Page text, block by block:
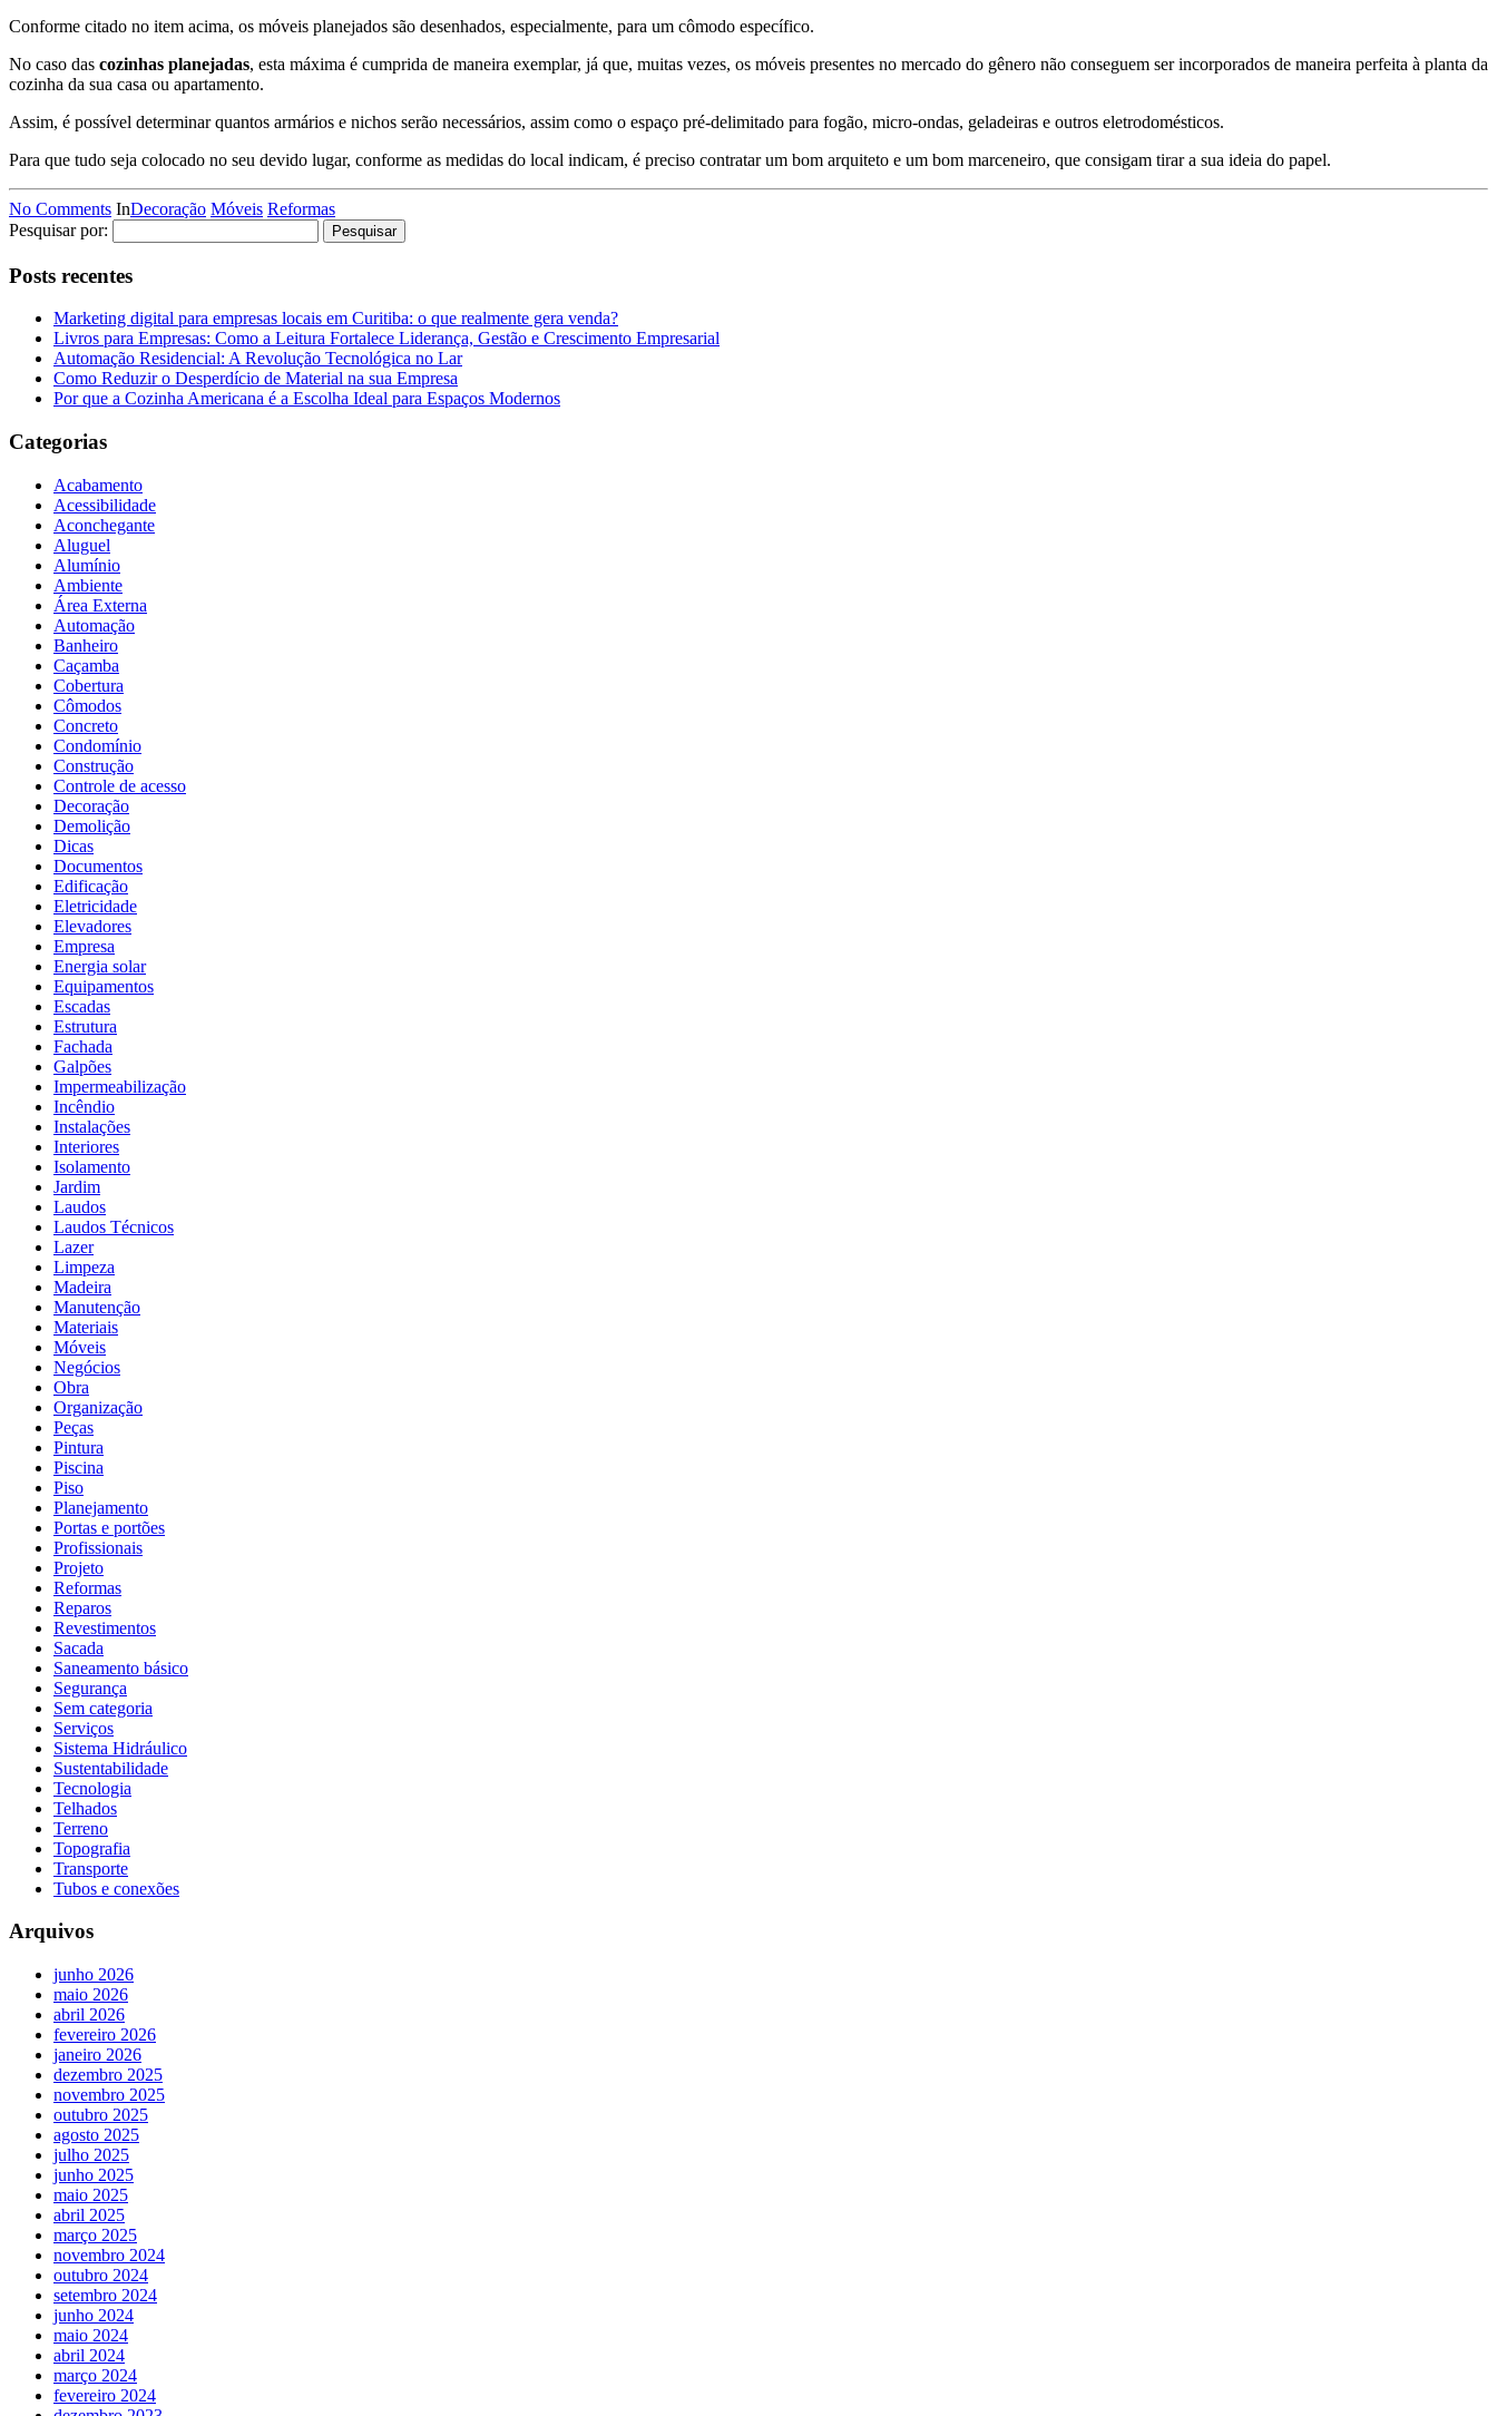
Conforme citado no item acima, os móveis planejados são desenhados, especialmente, para um cômodo específico.
No caso das cozinhas planejadas, esta máxima é cumprida de maneira exemplar, já que, muitas vezes, os móveis presentes no mercado do gênero não conseguem ser incorporados de maneira perfeita à planta da
cozinha da sua casa ou apartamento.
Assim, é possível determinar quantos armários e nichos serão necessários, assim como o espaço pré-delimitado para fogão, micro-ondas, geladeiras e outros eletrodomésticos.
Para que tudo seja colocado no seu devido lugar, conforme as medidas do local indicam, é preciso contratar um bom arquiteto e um bom marceneiro, que consigam tirar a sua ideia do papel.
No Comments InDecoração Móveis Reformas
Pesquisar por:
Posts recentes
Marketing digital para empresas locais em Curitiba: o que realmente gera venda?
Livros para Empresas: Como a Leitura Fortalece Liderança, Gestão e Crescimento Empresarial
Automação Residencial: A Revolução Tecnológica no Lar
Como Reduzir o Desperdício de Material na sua Empresa
Por que a Cozinha Americana é a Escolha Ideal para Espaços Modernos
Categorias
Acabamento
Acessibilidade
Aconchegante
Aluguel
Alumínio
Ambiente
Área Externa
Automação
Banheiro
Caçamba
Cobertura
Cômodos
Concreto
Condomínio
Construção
Controle de acesso
Decoração
Demolição
Dicas
Documentos
Edificação
Eletricidade
Elevadores
Empresa
Energia solar
Equipamentos
Escadas
Estrutura
Fachada
Galpões
Impermeabilização
Incêndio
Instalações
Interiores
Isolamento
Jardim
Laudos
Laudos Técnicos
Lazer
Limpeza
Madeira
Manutenção
Materiais
Móveis
Negócios
Obra
Organização
Peças
Pintura
Piscina
Piso
Planejamento
Portas e portões
Profissionais
Projeto
Reformas
Reparos
Revestimentos
Sacada
Saneamento básico
Segurança
Sem categoria
Serviços
Sistema Hidráulico
Sustentabilidade
Tecnologia
Telhados
Terreno
Topografia
Transporte
Tubos e conexões
Arquivos
junho 2026
maio 2026
abril 2026
fevereiro 2026
janeiro 2026
dezembro 2025
novembro 2025
outubro 2025
agosto 2025
julho 2025
junho 2025
maio 2025
abril 2025
março 2025
novembro 2024
outubro 2024
setembro 2024
junho 2024
maio 2024
abril 2024
março 2024
fevereiro 2024